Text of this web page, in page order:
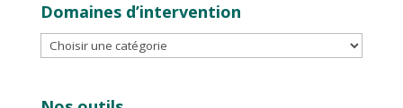
Domaines d’intervention